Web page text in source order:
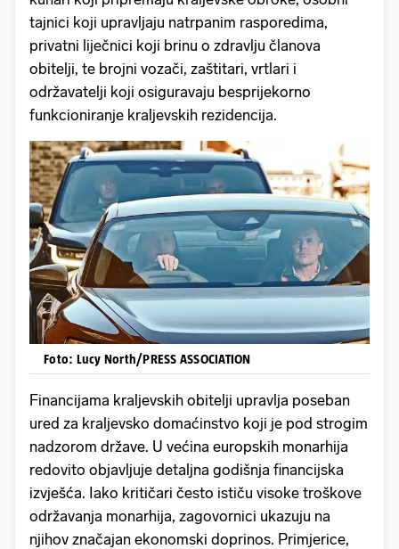
tajnici koji upravljaju natrpanim rasporedima,
privatni liječnici koji brinu o zdravlju članova
obitelji, te brojni vozači, zaštitari, vrtlari i
održavatelji koji osiguravaju besprijekorno
funkcioniranje kraljevskih rezidencija.
Foto: Lucy North/PRESS ASSOCIATION
Financijama kraljevskih obitelji upravlja poseban
ured za kraljevsko domaćinstvo koji je pod strogim
nadzorom države. U većina europskih monarhija
redovito objavljuje detaljna godišnja financijska
izvješća. Iako kritičari često ističu visoke troškove
održavanja monarhija, zagovornici ukazuju na
njihov značajan ekonomski doprinos. Primjerice,